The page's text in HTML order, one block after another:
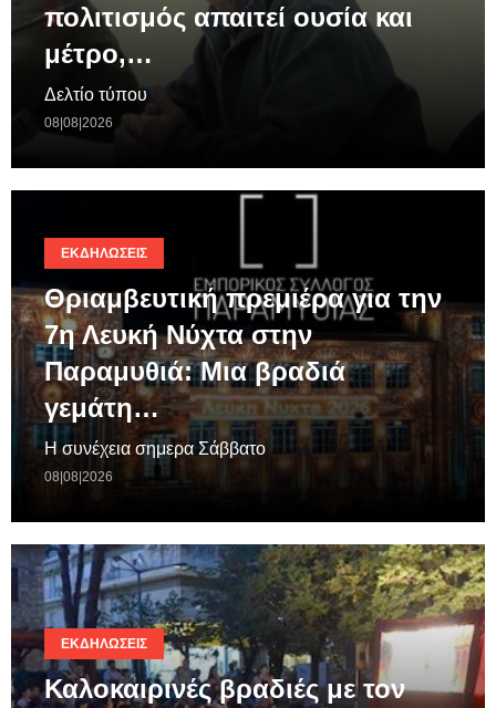
πολιτισμός απαιτεί ουσία και
μέτρο,…
Δελτίο τύπου
08|08|2026
ΕΚΔΗΛΏΣΕΙΣ
Θριαμβευτική πρεμιέρα για την
7η Λευκή Νύχτα στην
Παραμυθιά: Μια βραδιά
γεμάτη…
Η συνέχεια σημερα Σάββατο
08|08|2026
ΕΚΔΗΛΏΣΕΙΣ
Καλοκαιρινές βραδιές με τον